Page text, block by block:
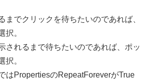
までクリックを待ちたいのであれば、
択。
されるまで待ちたいのであれば、ポッ
択。
はPropertiesのRepeatForeverがTrue